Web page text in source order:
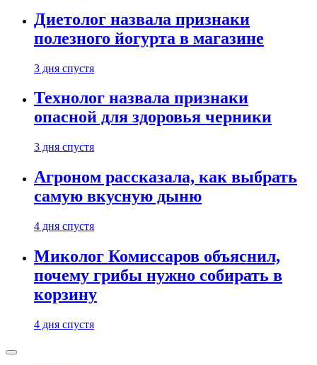
Диетолог назвала признаки
полезного йогурта в магазине
3 дня спустя
Технолог назвала признаки
опасной для здоровья черники
3 дня спустя
Агроном рассказала, как выбрать
самую вкусную дыню
4 дня спустя
Миколог Комиссаров объяснил,
почему грибы нужно собирать в
корзину
4 дня спустя